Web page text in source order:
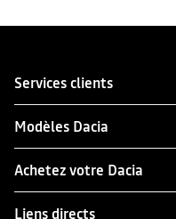
Services clients
Modèles Dacia
Achetez votre Dacia
Liens directs